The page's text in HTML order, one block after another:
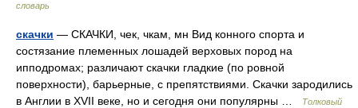
словарь
скачки — СКАЧКИ, чек, чкам, мн Вид конного спорта и
состязание племенных лошадей верховых пород на
ипподромах; различают скачки гладкие (по ровной
поверхности), барьерные, с препятствиями. Скачки зародились
в Англии в XVII веке, но и сегодня они популярны …
Толковый